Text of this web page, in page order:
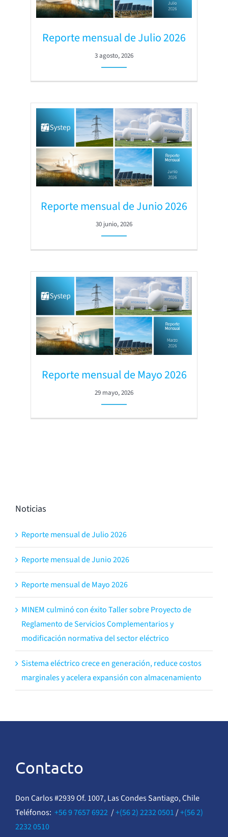
Reporte mensual de Julio 2026
3 agosto, 2026
Reporte mensual de Junio 2026
30 junio, 2026
Reporte mensual de Mayo 2026
29 mayo, 2026
Noticias
Reporte mensual de Julio 2026
Reporte mensual de Junio 2026
Reporte mensual de Mayo 2026
MINEM culminó con éxito Taller sobre Proyecto de
Reglamento de Servicios Complementarios y
modificación normativa del sector eléctrico
Sistema eléctrico crece en generación, reduce costos
marginales y acelera expansión con almacenamiento
Contacto
Don Carlos #2939 Of. 1007, Las Condes Santiago, Chile
Teléfonos: +56 9 7657 6922/+(56 2) 2232 0501/+(56 2)
2232 0510